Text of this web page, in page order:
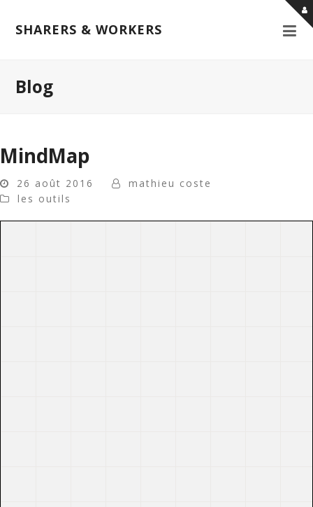
SHARERS & WORKERS
Blog
MindMap
26 août 2016
mathieu coste
les outils